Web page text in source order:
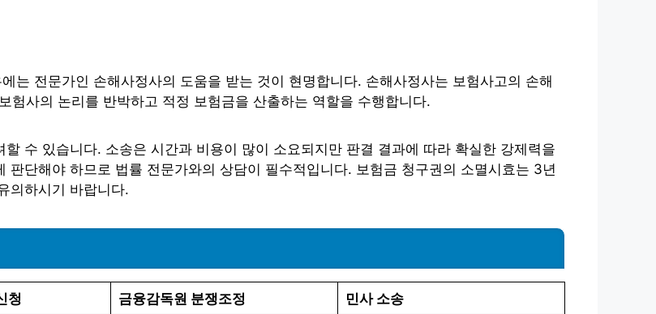
는 전문가인 손해사정사의 도움을 받는 것이 현명합니다. 손해사정사는 보험사고의 손해
험사의 논리를 반박하고 적정 보험금을 산출하는 역할을 수행합니다.
수 있습니다. 소송은 시간과 비용이 많이 소요되지만 판결 결과에 따라 확실한 강제력을
단해야 하므로 법률 전문가와의 상담이 필수적입니다. 보험금 청구권의 소멸시효는 3년
의하시기 바랍니다.
청 금융감독원 분쟁조정 민사 소송